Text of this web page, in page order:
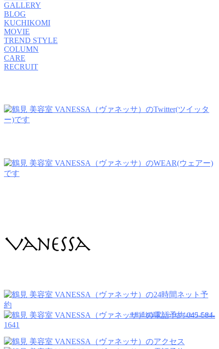
GALLERY
BLOG
KUCHIKOMI
MOVIE
TREND STYLE
COLUMN
CARE
RECRUIT
045-584-
1641
※非通知設定からはつながりません